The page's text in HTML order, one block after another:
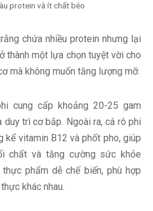
protein và ít chất béo
chứa nhiều protein nhưng lại
thành một lựa chọn tuyệt vời cho
mà không muốn tăng lượng mỡ.
cung cấp khoảng 20-25 gam
trì cơ bắp. Ngoài ra, cá rô phi
kể vitamin B12 và phốt pho, giúp
chất và tăng cường sức khỏe
phẩm dễ chế biến, phù hợp
khác nhau.